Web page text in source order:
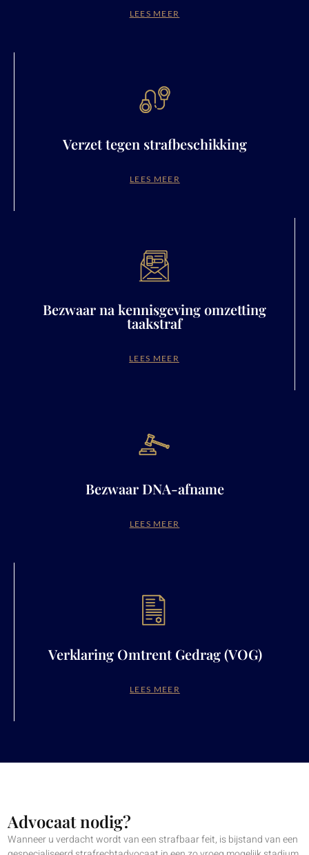
LEES MEER
Verzet tegen strafbeschikking
LEES MEER
Bezwaar na kennisgeving omzetting
taakstraf
LEES MEER
Bezwaar DNA-afname
LEES MEER
Verklaring Omtrent Gedrag (VOG)
LEES MEER
Advocaat nodig?
Wanneer u verdacht wordt van een strafbaar feit, is bijstand van een